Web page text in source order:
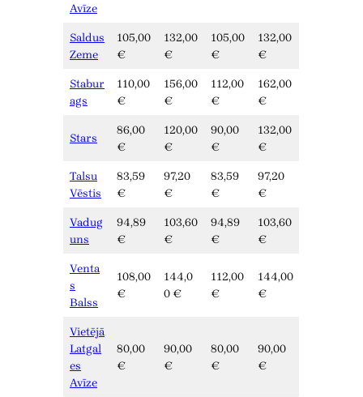
Avīze
Saldus
Zeme
105,00
€
132,00
€
105,00
€
132,00
€
Stabur
ags
110,00
€
156,00
€
112,00
€
162,00
€
Stars
86,00
€
120,00
€
90,00
€
132,00
€
Talsu
Vēstis
83,59
€
97,20
€
83,59
€
97,20
€
Vadug
uns
94,89
€
103,60
€
94,89
€
103,60
€
Venta
s
Balss
108,00
€
144,0
0 €
112,00
€
144,00
€
Vietējā
Latgal
es
Avīze
80,00
€
90,00
€
80,00
€
90,00
€